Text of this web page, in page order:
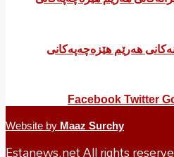
هەرێم هێزەچەپەكانی
Facebook
Website byMaaz Surchy